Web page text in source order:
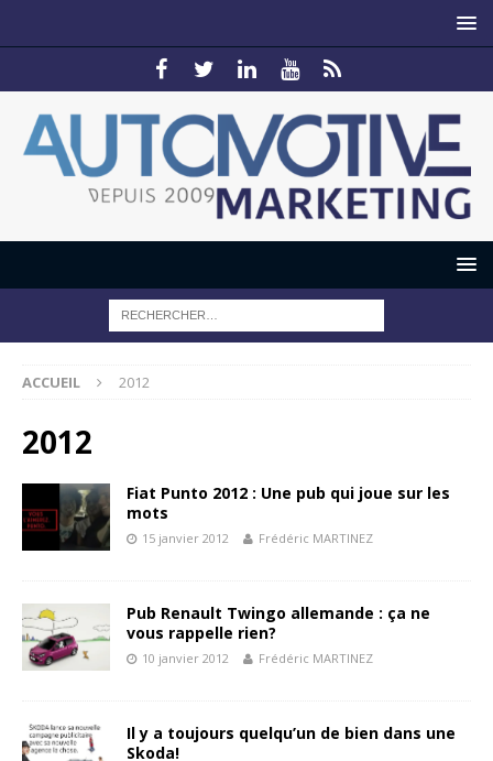
ACCUEIL 2012
2012
Fiat Punto 2012 : Une pub qui joue sur les
mots
15 janvier 2012 Frédéric MARTINEZ
Pub Renault Twingo allemande : ça ne
vous rappelle rien?
10 janvier 2012 Frédéric MARTINEZ
Il y a toujours quelqu’un de bien dans une
Skoda!